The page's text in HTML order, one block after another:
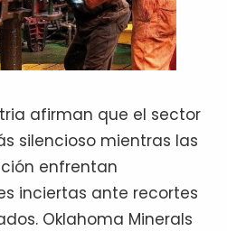
afirman que el sector
silencioso mientras las
enfrentan
inciertas ante recortes
Oklahoma Minerals